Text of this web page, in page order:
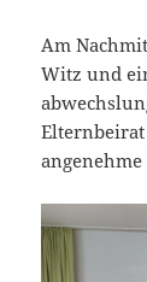
Am
Witz und